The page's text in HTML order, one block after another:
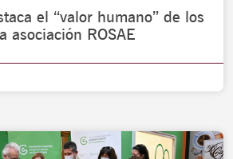
el “valor humano” de los
asociación ROSAE